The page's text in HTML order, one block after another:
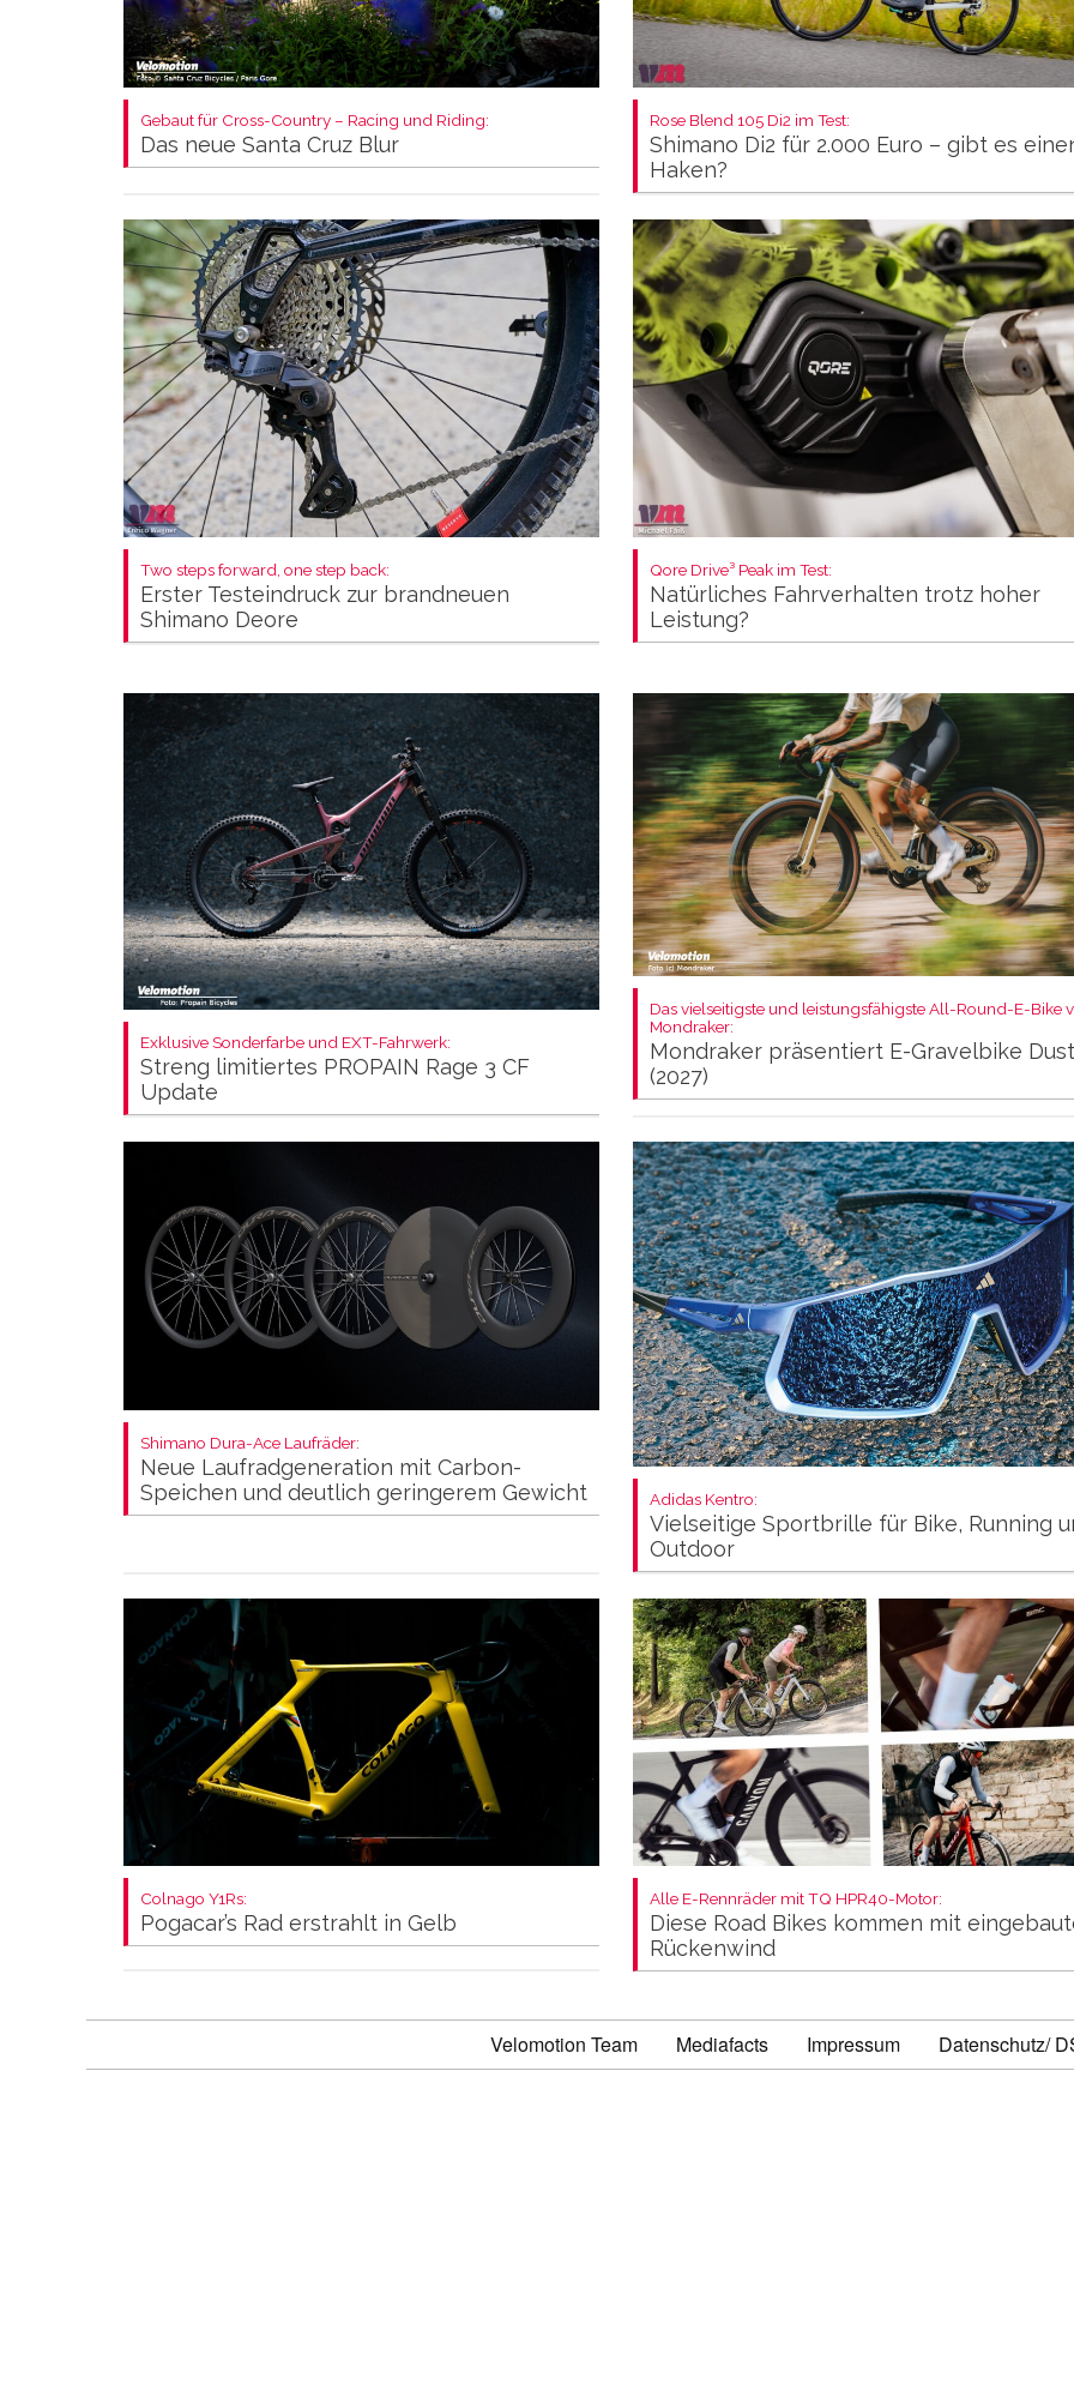
Gebaut für Cross-Country – Racing und Riding:
Das neue Santa Cruz Blur
Rose Blend 105 Di2 im Test:
Shimano Di2 für 2.000 Euro – gibt es
Haken?
Two steps forward, one step back:
Erster Testeindruck zur brandneuen
Shimano Deore
Qore Drive³ Peak im Test:
Natürliches Fahrverhalten trotz hoher
Leistung?
Exklusive Sonderfarbe und EXT-Fahrwerk:
Streng limitiertes PROPAIN Rage 3 CF
Update
Das vielseitigste und leistungsfähigste All-Round-E-Bike
Mondraker:
Mondraker präsentiert E-Gravelbike
(2027)
Shimano Dura-Ace Laufräder:
Neue Laufradgeneration mit Carbon-
Speichen und deutlich geringerem Gewicht
Adidas Kentro:
Vielseitige Sportbrille für Bike, Running
Outdoor
Colnago Y1Rs:
Pogacar’s Rad erstrahlt in Gelb
Alle E-Rennräder mit TQ HPR40-Motor:
Diese Road Bikes kommen mit
Rückenwind
Velomotion Team Mediafacts Impressum Datenschutz/